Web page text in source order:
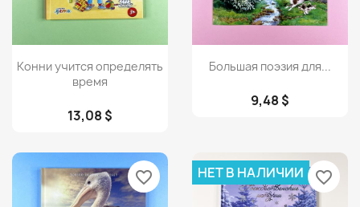
Просмотр
Конни учится определять
время
13,08 $
Просмотр
Большая поэзия для...
9,48 $
favorite_border НЕТ В НАЛИЧИИ favorite_border